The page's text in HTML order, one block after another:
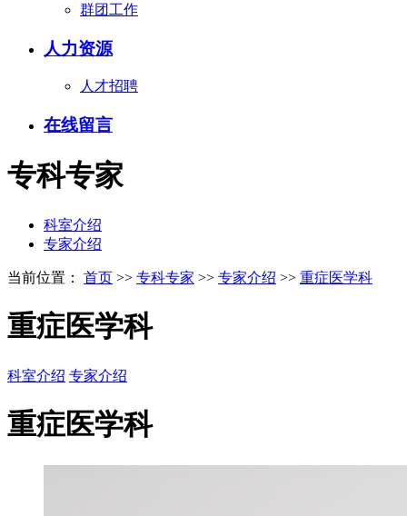
群团工作
人力资源
人才招聘
在线留言
专科专家
科室介绍
专家介绍
当前位置： 首页 >> 专科专家 >> 专家介绍 >> 重症医学科
重症医学科
科室介绍 专家介绍
重症医学科